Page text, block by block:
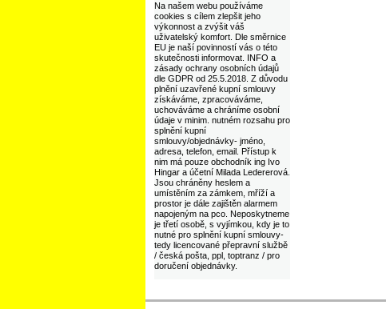
Na našem webu používáme
cookies s cílem zlepšit jeho
výkonnost a zvýšit váš
uživatelský komfort. Dle směrnice
EU je naší povinností vás o této
skutečnosti informovat. INFO a
zásady ochrany osobních údajů
dle GDPR od 25.5.2018. Z důvodu
plnění uzavřené kupní smlouvy
získáváme, zpracováváme,
uchováváme a chráníme osobní
údaje v minim. nutném rozsahu pro
splnění kupní
smlouvy/objednávky- jméno,
adresa, telefon, email. Přístup k
nim má pouze obchodník ing Ivo
Hingar a účetní Milada Ledererová.
Jsou chráněny heslem a
umístěním za zámkem, mříží a
prostor je dále zajištěn alarmem
napojeným na pco. Neposkytneme
je třetí osobě, s vyjímkou, kdy je to
nutné pro splnění kupní smlouvy-
tedy licencované přepravní službě
/ česká pošta, ppl, toptranz / pro
doručení objednávky.